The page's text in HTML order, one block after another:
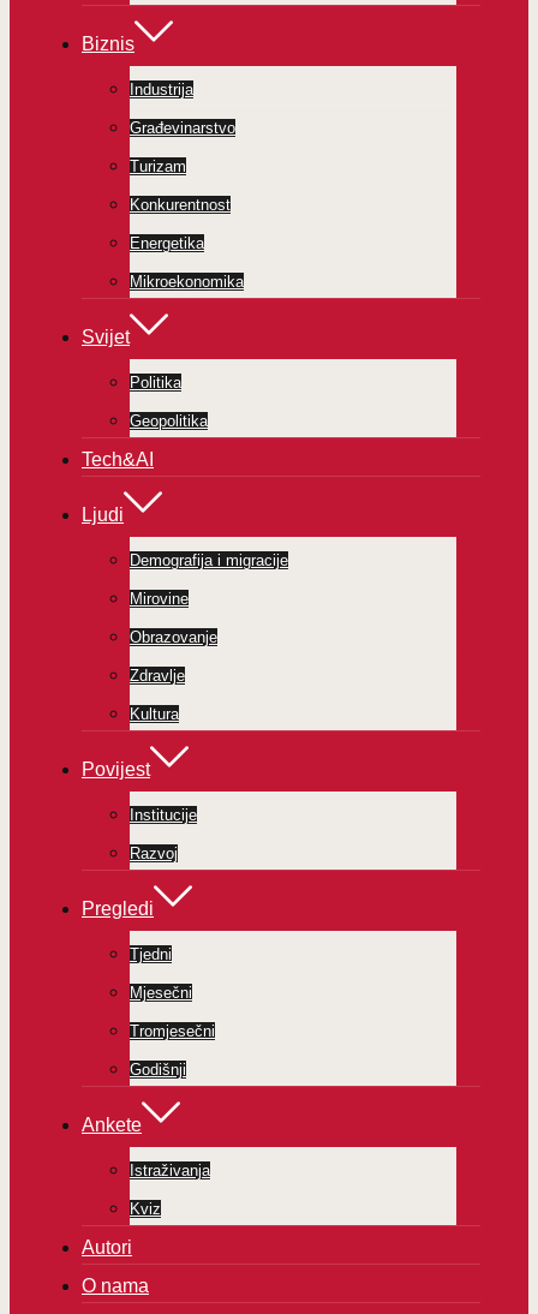
Biznis
Industrija
Građevinarstvo
Turizam
Konkurentnost
Energetika
Mikroekonomika
Svijet
Politika
Geopolitika
Tech&AI
Ljudi
Demografija i migracije
Mirovine
Obrazovanje
Zdravlje
Kultura
Povijest
Institucije
Razvoj
Pregledi
Tjedni
Mjesečni
Tromjesečni
Godišnji
Ankete
Istraživanja
Kviz
Autori
O nama